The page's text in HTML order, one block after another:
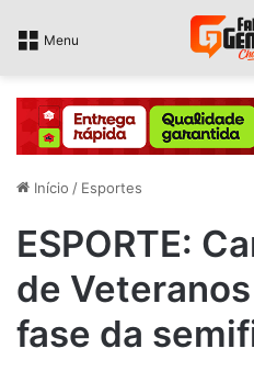
Menu
Início / Esportes
ESPORTE:
de
fase da